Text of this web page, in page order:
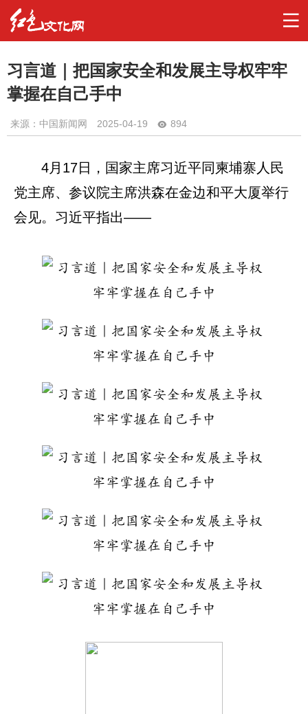
习言道｜把国家安全和发展主导权牢牢
掌握在自己手中
来源：中国新闻网 2025-04-19 894
4月17日，国家主席习近平同柬埔寨人民
党主席、参议院主席洪森在金边和平大厦举行
会见。习近平指出——